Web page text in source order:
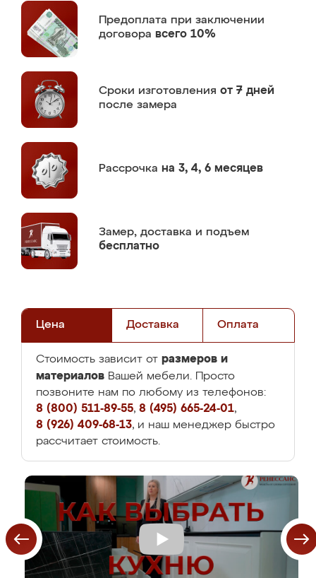
Предоплата при заключении
договора всего 10%
Сроки изготовления от 7 дней
после замера
Рассрочка на 3, 4, 6 месяцев
Замер, доставка и подъем
бесплатно
Цена Доставка Оплата
Стоимость зависит от размеров и
материалов Вашей мебели. Просто
позвоните нам по любому из телефонов:
8 (800) 511-89-55, 8 (495) 665-24-01,
8 (926) 409-68-13, и наш менеджер быстро
рассчитает стоимость.